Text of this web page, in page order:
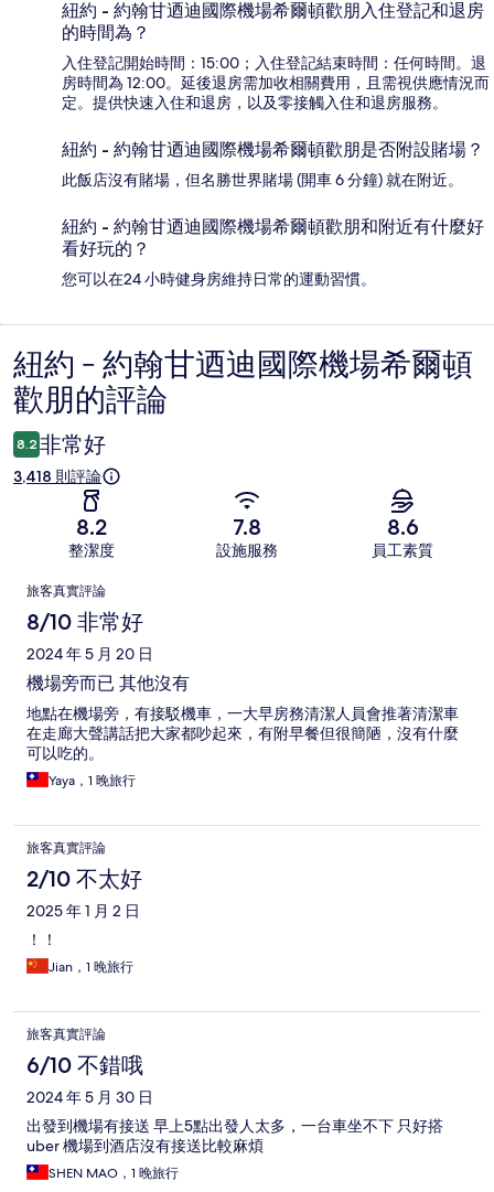
紐約 - 約翰甘迺迪國際機場希爾頓歡朋入住登記和退房
的時間為？
入住登記開始時間：15:00；入住登記結束時間：任何時間。退
房時間為 12:00。延後退房需加收相關費用，且需視供應情況而
定。提供快速入住和退房，以及零接觸入住和退房服務。
紐約 - 約翰甘迺迪國際機場希爾頓歡朋是否附設賭場？
此飯店沒有賭場，但名勝世界賭場 (開車 6 分鐘) 就在附近。
紐約 - 約翰甘迺迪國際機場希爾頓歡朋和附近有什麼好
看好玩的？
您可以在24 小時健身房維持日常的運動習慣。
評
論
紐約 - 約翰甘迺迪國際機場希爾頓
歡朋的評論
8.2 非常好
3,418 則評論
8.2
整潔度
7.8
設施服務
8.6
員工素質
評
論
旅客真實評論
8/10 非常好
2024 年 5 月 20 日
機場旁而已 其他沒有
地點在機場旁，有接駁機車，一大早房務清潔人員會推著清潔車
在走廊大聲講話把大家都吵起來，有附早餐但很簡陋，沒有什麼
可以吃的。
Yaya，1 晚旅行
旅客真實評論
2/10 不太好
2025 年 1 月 2 日
！！
Jian，1 晚旅行
旅客真實評論
6/10 不錯哦
2024 年 5 月 30 日
出發到機場有接送 早上5點出發人太多，一台車坐不下 只好搭
uber 機場到酒店沒有接送比較麻煩
SHEN MAO，1 晚旅行